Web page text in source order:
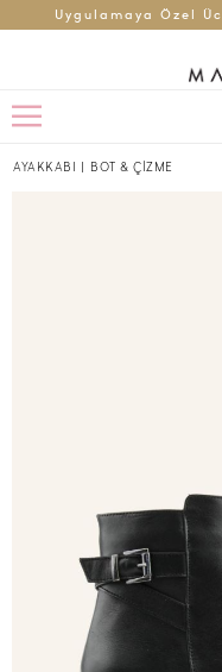
Uygulamaya Özel
AYAKKABI | BOT & ÇİZME